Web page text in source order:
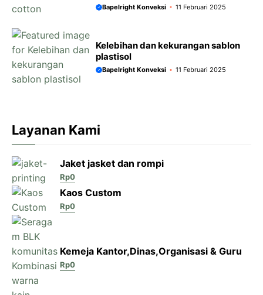
Bapelright Konveksi 11 Februari 2025
Kelebihan dan kekurangan sablon
plastisol
Bapelright Konveksi 11 Februari 2025
Layanan Kami
Jaket jasket dan rompi
Rp0
Kaos Custom
Rp0
Kemeja Kantor,Dinas,Organisasi & Guru
Rp0